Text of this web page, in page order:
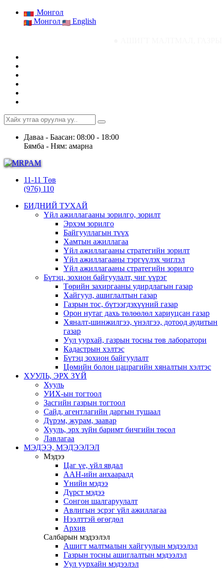
Монгол
Монгол
English
Даваа - Баасан: 08:00 - 18:00
Бямба - Ням: амарна
11-11 Төв
(976) 110
БИДНИЙ ТУХАЙ
Үйл ажиллагааны зорилго, зорилт
Эрхэм зорилго
Байгууллагын түүх
Хамтын ажиллагаа
Үйл ажиллагааны стратегийн зорилт
Үйл ажиллагааны тэргүүлэх чиглэл
Үйл ажиллагааны стратегийн зорилго
Бүтэц, зохион байгуулалт, чиг үүрэг
Төрийн захиргааны удирдлагын газар
Хайгуул, ашиглалтын газар
Газрын тос, бүтээгдэхүүний газар
Орон нутаг дахь төлөөлөл хариуцсан газар
Хяналт-шинжилгээ, үнэлгээ, дотоод аудитын
газар
Уул уурхай, газрын тосны төв лаборатори
Кадастрын хэлтэс
Бүтэц зохион байгуулалт
Цөмийн болон цацрагийн хяналтын хэлтэс
ХУУЛЬ, ЭРХ ЗҮЙ
Хууль
УИХ-ын тогтоол
Засгийн газрын тогтоол
Сайд, агентлагийн даргын тушаал
Дүрэм, журам, заавар
Хууль, эрх зүйн баримт бичгийн төсөл
Лавлагаа
МЭДЭЭ, МЭДЭЭЛЭЛ
Мэдээ
Цаг үе, үйл явдал
ААН-ийн анхааралд
Үнийн мэдээ
Дүрст мэдээ
Сонгон шалгаруулалт
Авлигын эсрэг үйл ажиллагаа
Нээлттэй өгөгдөл
Архив
Салбарын мэдээлэл
Ашигт малтмалын хайгуулын мэдээлэл
Газрын тосны ашиглалтын мэдээлэл
Уул уурхайн мэдээлэл